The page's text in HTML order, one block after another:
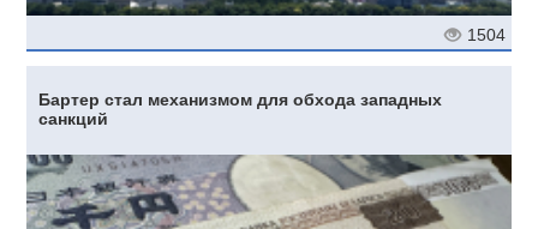
1504
Бартер стал механизмом для обхода западных
санкций